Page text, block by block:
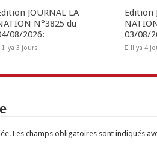
JOURNAL LA
N°3825 du
08/2026:
Il ya 3 jours
Edition
03/08/
Il ya 4
Les champs obligatoires sont indiqués